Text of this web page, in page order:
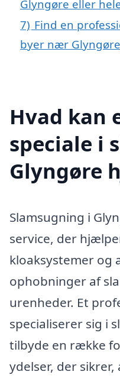
Glyngøre eller
7) Find en
byer nær Glyngøre
Hvad kan
speciale i
Glyngøre
Slamsugning i
service, der
kloaksystemer og
ophobninger af
urenheder. Et
specialiserer sig i
tilbyde en række
ydelser, der